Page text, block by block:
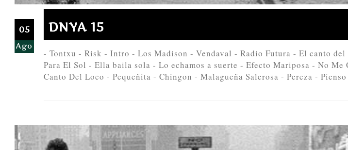
05
Ago
DNYA 15
- Tontxu - Risk - Intro - Los Madison - Vendaval - Radio Futura - El canto
Para El Sol - Ella baila sola - Lo echamos a suerte - Efecto Mariposa - No Me
Canto Del Loco - Pequeñita - Chingon - Malagueña Salerosa - Pereza -